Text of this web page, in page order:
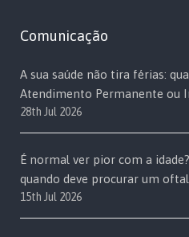
Comunicação
A sua saúde não tira férias:
Atendimento Permanente ou
28th Jul 2026
É normal ver pior com a
quando deve procurar um
15th Jul 2026